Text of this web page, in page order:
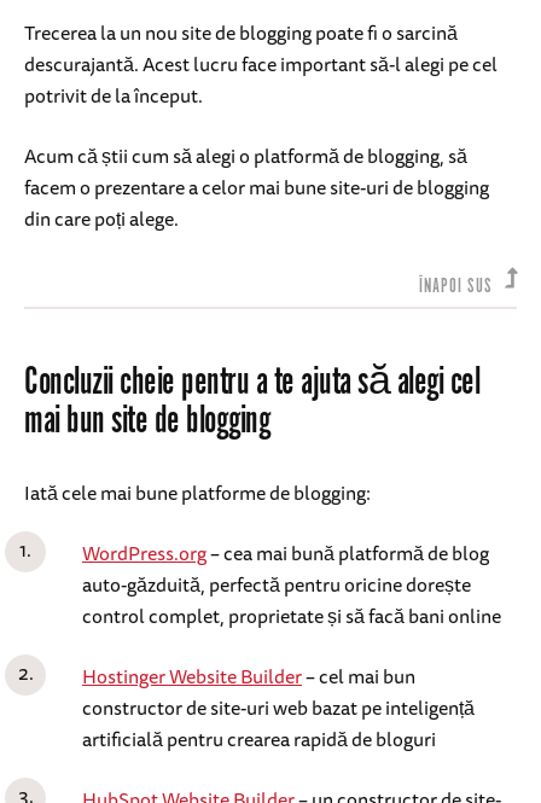
Trecerea la un nou site de blogging poate fi o sarcină
descurajantă. Acest lucru face important să-l alegi pe cel
potrivit de la început.
Acum că știi cum să alegi o platformă de blogging, să
facem o prezentare a celor mai bune site-uri de blogging
din care poți alege.
ÎNAPOI SUS
Concluzii cheie pentru a te ajuta să alegi cel
mai bun site de blogging
Iată cele mai bune platforme de blogging:
WordPress.org– cea mai bună platformă de blog
auto-găzduită, perfectă pentru oricine dorește
control complet, proprietate și să facă bani online
Hostinger Website Builder– cel mai bun
constructor de site-uri web bazat pe inteligență
artificială pentru crearea rapidă de bloguri